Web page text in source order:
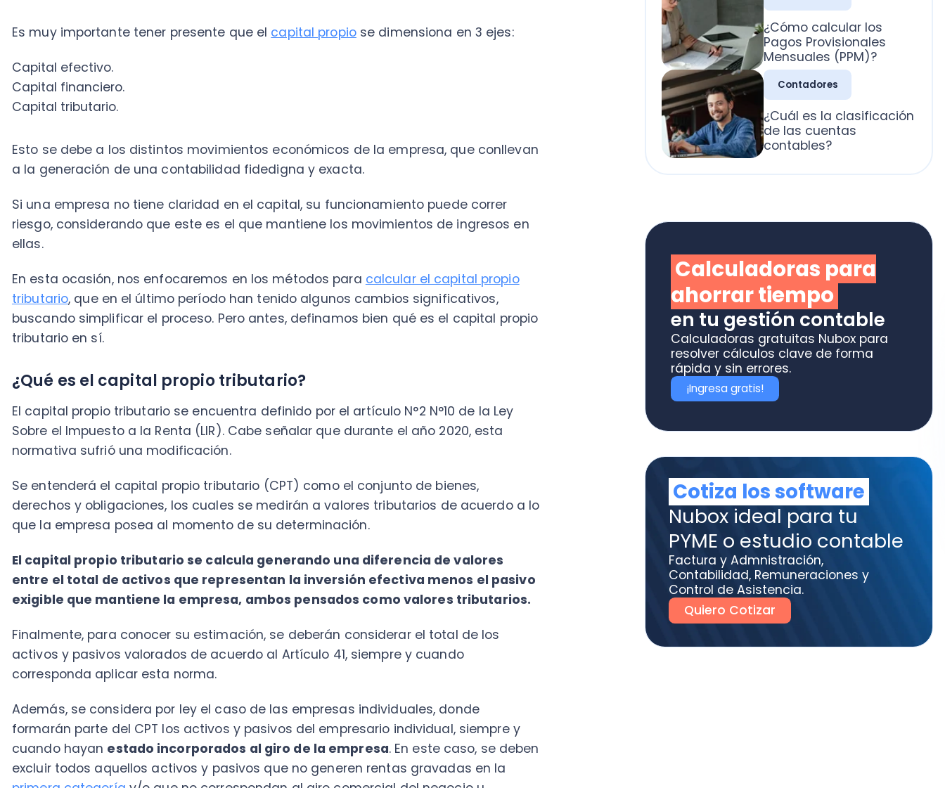
Esto se debe a los distintos movimientos económicos de la empresa, que conllevan
a la generación de una contabilidad fidedigna y exacta.
Si una empresa no tiene claridad en el capital, su funcionamiento puede correr
ellas.
En esta ocasión, nos enfocaremos en los métodos paracalcular el capital propio
buscando simplificar el proceso. Pero antes, definamos bien qué es el capital propio
tributario en sí.
¿Qué es el capital propio tributario?
El capital propio tributario se encuentra definido por el artículo N°2 N°10 de la Ley
Sobre el Impuesto a la Renta (LIR). Cabe señalar que durante el año 2020, esta
normativa sufrió una modificación.
derechos y obligaciones, los cuales se medirán a valores tributarios de acuerdo a lo
El capital propio tributario se calcula generando una diferencia de valores
entre el total de activos que representan la inversión efectiva menos el pasivo
Finalmente, para conocer su estimación, se deberán considerar el total de los
activos y pasivos valorados de acuerdo al Artículo 41, siempre y cuando
corresponda aplicar esta norma.
Además, se considera por ley el caso de las empresas individuales, donde
formarán parte del CPT los activos y pasivos del empresario individual, siempre y
cuando hayanestado incorporados al giro de la empresa. En este caso, se deben
primera categoría y/o que no correspondan al giro comercial del negocio u
empresa.
comercial para mantener y perfeccionar la empresa. Este Capital se podrá
mantener dentro de ella para reinversión, para su retiro o distribución.
¿Cuál es la clasificación
de las cuentas
contables?
Calculadoras para
Calculadoras gratuitas Nubox para
resolver cálculos clave de forma
rápida y sin errores.
¡Ingresa gratis!
Cotiza los software
Nubox ideal para tu
PYME o estudio contable
Factura y Admnistración,
Control de Asistencia.
Quiero Cotizar